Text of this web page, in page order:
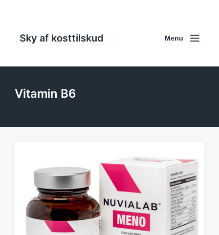
Sky af kosttilskud Menu
Vitamin B6